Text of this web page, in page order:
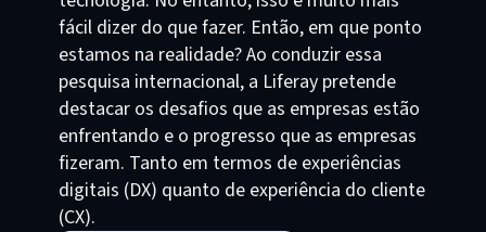
fácil dizer do que fazer. Então, em que ponto
estamos na realidade? Ao conduzir essa
pesquisa internacional, a Liferay pretende
destacar os desafios que as empresas estão
enfrentando e o progresso que as empresas
fizeram. Tanto em termos de experiências
digitais (DX) quanto de experiência do cliente
(CX).